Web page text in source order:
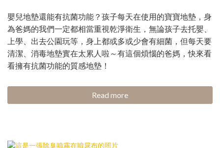
嬰兒地墊還能有抗菌功能？孩子每天在使用的寶寶地墊，身
為爸媽的我們一定都相當重視乾淨衛生，無論孩子去托嬰、
上學、出去公園玩等，身上都或多或少會有細菌，但每天要
清潔、消毒地墊實在太累人啦～有這個煩惱的爸媽，快來看
看擁有抗菌功能的質感地墊！
Read more